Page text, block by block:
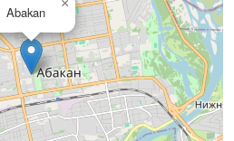
Abakan
×